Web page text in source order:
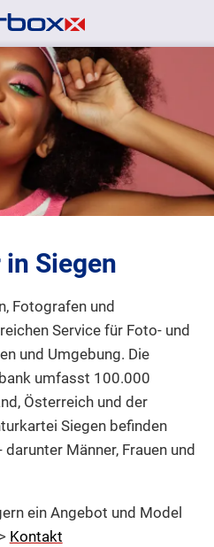
Siegen
Fotografen und
Service für Foto- und
und Umgebung. Die
umfasst 100.000
Österreich und der
Siegen befinden
darunter Männer, Frauen und
ein Angebot und Model
Kontakt